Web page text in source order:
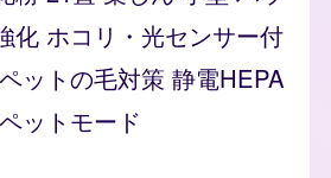
化 ホコリ・光センサー付
ットの毛対策 静電HEPA
ットモード